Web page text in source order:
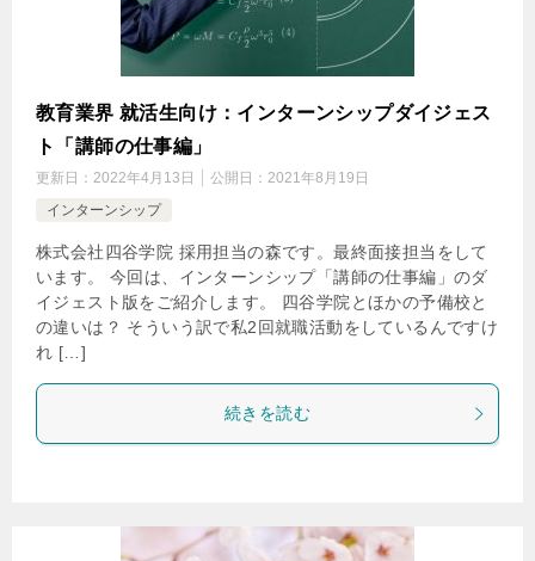
教育業界 就活生向け：インターンシップダイジェス
ト「講師の仕事編」
更新日： 2022年4月13日 公開日： 2021年8月19日
インターンシップ
株式会社四谷学院 採用担当の森です。最終面接担当をして
います。 今回は、インターンシップ「講師の仕事編」のダ
イジェスト版をご紹介します。 四谷学院とほかの予備校と
の違いは？ そういう訳で私2回就職活動をしているんですけ
れ […]
続きを読む